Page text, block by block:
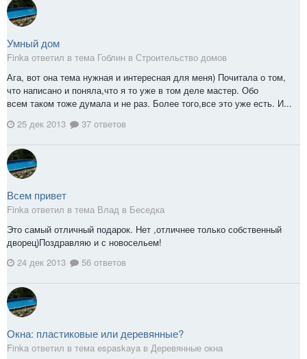
Умный дом
Finka ответил в тема Гоблин в Строительство домов
Ага, вот она тема нужная и интересная для меня) Почитала о том,
что написано и поняла,что я то уже в том деле мастер. Обо
всем таком тоже думала и не раз. Более того,все это уже есть. И...
25 дек 2013
37 ответов
Всем привет
Finka ответил в тема Влад в Беседка
Это самый отличный подарок. Нет ,отличнее только собственный
дворец)Поздравляю и с новосельем!
24 дек 2013
56 ответов
Окна: пластиковые или деревянные?
Finka ответил в тема espaskaya в Деревянные окна